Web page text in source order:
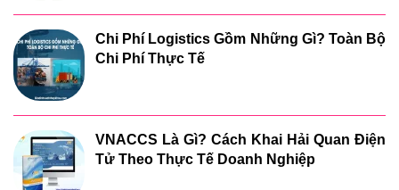
Chi Phí Logistics Gồm Những Gì? Toàn Bộ
Chi Phí Thực Tế
VNACCS Là Gì? Cách Khai Hải Quan Điện
Tử Theo Thực Tế Doanh Nghiệp